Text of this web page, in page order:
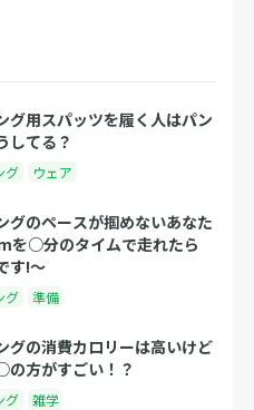
グ用スパッツを履く人はパン
してる？
グ ウェア
グのペースが掴めないあなた
を○分のタイムで走れたら
す!～
グ 準備
グの消費カロリーは高いけど
方がすごい！？
グ 雑学